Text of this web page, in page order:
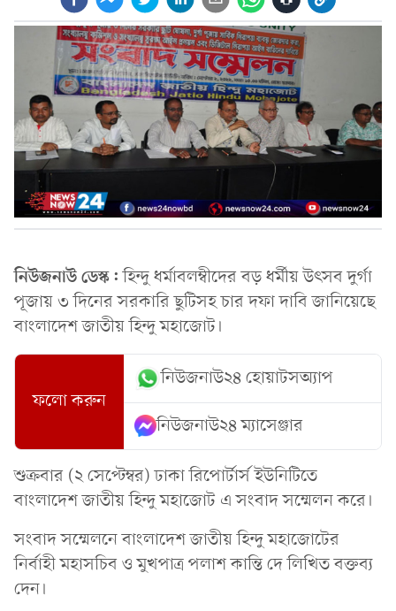
নিউজনাউ ডেস্ক:হিন্দু ধর্মাবলম্বী‌দের বড় ধর্মীয় উৎসব দুর্গা
পূজায় ৩ দিনের সরকারি ছুটিসহ চার দফা দাবি জানিয়েছে
বাংলাদেশ জাতীয় হিন্দু মহাজোট।
ফলো করুন
নিউজনাউ২৪ হোয়াটসঅ্যাপ
নিউজনাউ২৪ ম্যাসেঞ্জার
শুক্রবার (২ সেপ্টেম্বর) ঢাকা রিপোর্টার্স ইউনিটিতে
বাংলাদেশ জাতীয় হিন্দু মহাজোট এ সংবাদ সম্মেলন করে।
সংবাদ সম্মেলনে বাংলাদেশ জাতীয় হিন্দু মহাজোটের
নির্বাহী মহাসচিব ও মুখপাত্র পলাশ কান্তি দে লিখিত বক্তব্য
দেন।